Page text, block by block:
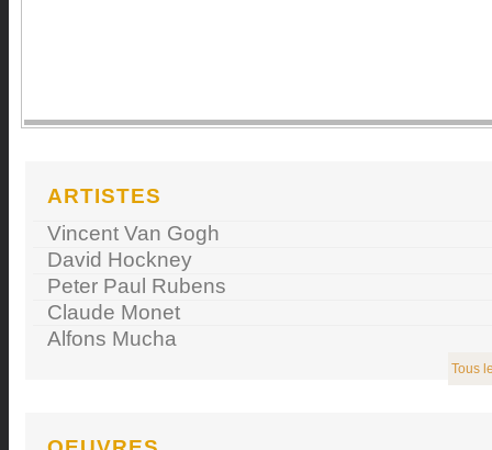
ARTISTES
Vincent Van Gogh
David Hockney
Peter Paul Rubens
Claude Monet
Alfons Mucha
Tous